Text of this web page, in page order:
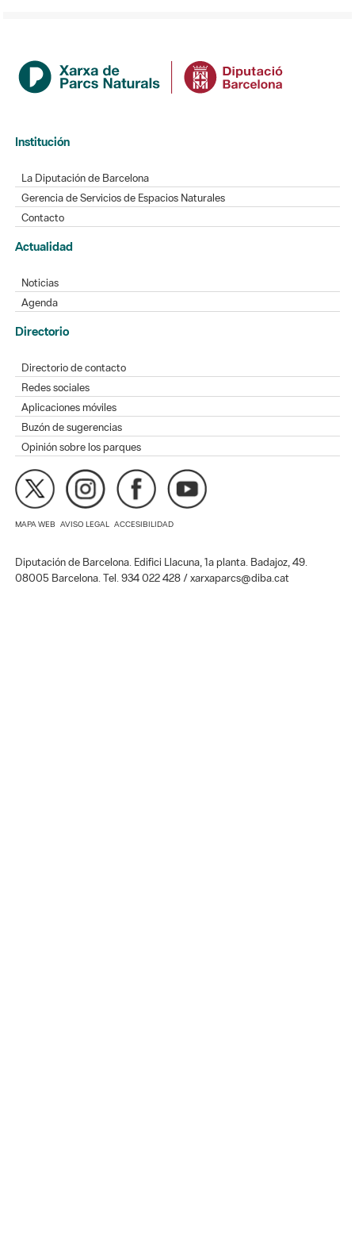
Institución
La Diputación de Barcelona
Gerencia de Servicios de Espacios Naturales
Contacto
Actualidad
Noticias
Agenda
Directorio
Directorio de contacto
Redes sociales
Aplicaciones móviles
Buzón de sugerencias
Opinión sobre los parques
MAPA WEB AVISO LEGAL ACCESIBILIDAD
Diputación de Barcelona. Edifici Llacuna, 1a planta. Badajoz, 49.
08005 Barcelona. Tel. 934 022 428 / xarxaparcs@diba.cat